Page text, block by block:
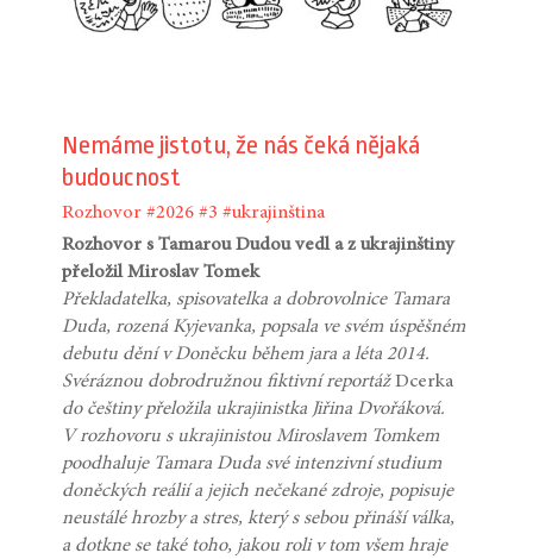
Nemáme jistotu, že nás čeká nějaká
budoucnost
Rozhovor #2026 #3 #ukrajinština
Rozhovor s Tamarou Dudou vedl a z ukrajinštiny
přeložil Miroslav Tomek
Překladatelka, spisovatelka a dobrovolnice Tamara
Duda, rozená Kyjevanka, popsala ve svém úspěšném
debutu dění v Doněcku během jara a léta 2014.
Svéráznou dobrodružnou fiktivní reportážDcerka
do češtiny přeložila ukrajinistka Jiřina Dvořáková.
V rozhovoru s ukrajinistou Miroslavem Tomkem
poodhaluje Tamara Duda své intenzivní studium
doněckých reálií a jejich nečekané zdroje, popisuje
neustálé hrozby a stres, který s sebou přináší válka,
a dotkne se také toho, jakou roli v tom všem hraje